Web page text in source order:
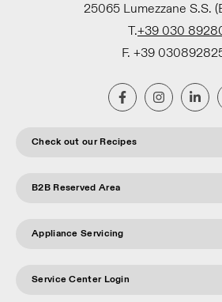
25065 Lumezzane S.S.
T.+39 030
F. +39
Check out our Recipes
B2B Reserved Area
Appliance Servicing
Service Center Login